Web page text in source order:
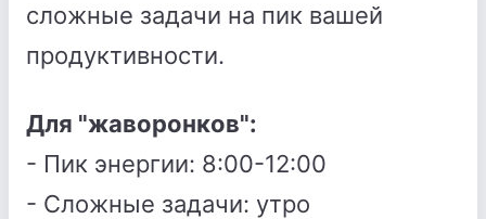
сложные задачи на пик вашей
продуктивности.
Для "жаворонков":
- Пик энергии: 8:00-12:00
- Сложные задачи: утро